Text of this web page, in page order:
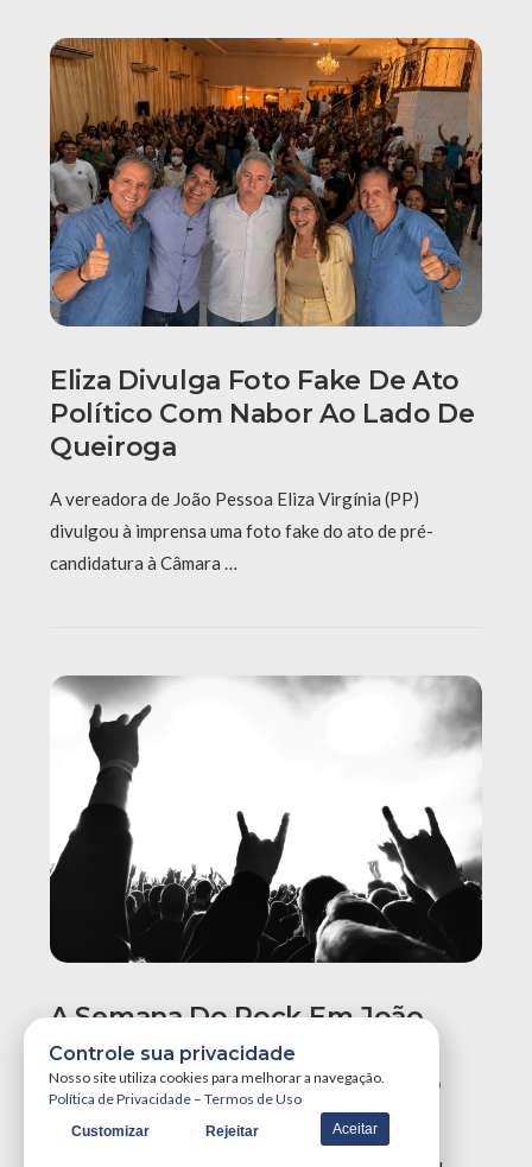
Eliza Divulga Foto Fake De Ato
Político Com Nabor Ao Lado De
Queiroga
A vereadora de João Pessoa Eliza Virgínia (PP)
divulgou à imprensa uma foto fake do ato de pré-
candidatura à Câmara …
A Semana Do Rock Em João
Pessoa Promete Um Dos
Maiores Finais De Semana Do
Controle sua privacidade
Nosso site utiliza cookies para melhorar a navegação.
Política de Privacidade – Termos de Uso
Customizar Rejeitar Aceitar